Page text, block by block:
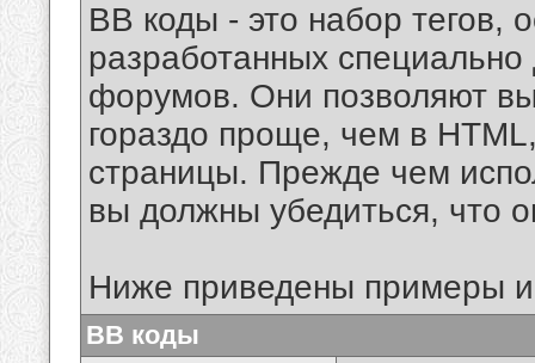
BB коды - это набор тегов,
разработанных
форумов. Они позволяют
гораздо проще, чем в
страницы. Прежде чем
вы должны убедиться, что
Ниже приведены примеры
BB коды